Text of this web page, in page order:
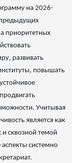
на 2026-
приоритетных
развивать
повышать
Учитывая
является как
сквозной темой
системно